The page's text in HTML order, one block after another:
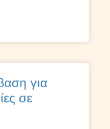
για
σε